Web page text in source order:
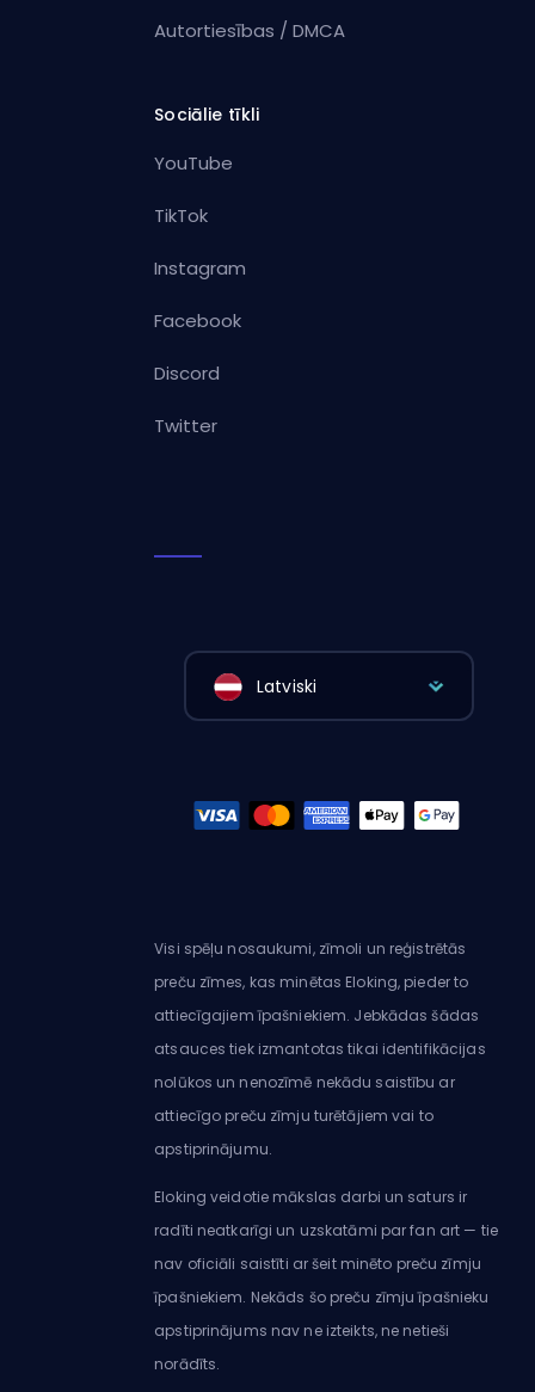
Autortiesības / DMCA
Sociālie tīkli
YouTube
TikTok
Instagram
Facebook
Discord
Twitter
Latviski
Visi spēļu nosaukumi, zīmoli un reģistrētās
preču zīmes, kas minētas Eloking, pieder to
attiecīgajiem īpašniekiem. Jebkādas šādas
atsauces tiek izmantotas tikai identifikācijas
nolūkos un nenozīmē nekādu saistību ar
attiecīgo preču zīmju turētājiem vai to
apstiprinājumu.
Eloking veidotie mākslas darbi un saturs ir
radīti neatkarīgi un uzskatāmi par fan art — tie
nav oficiāli saistīti ar šeit minēto preču zīmju
īpašniekiem. Nekāds šo preču zīmju īpašnieku
apstiprinājums nav ne izteikts, ne netieši
norādīts.